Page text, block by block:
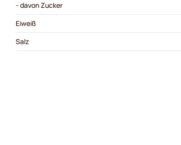
- davon Zucker
Eiweiß
Salz